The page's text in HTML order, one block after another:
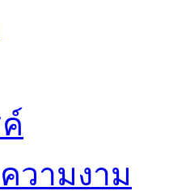
วามงาม